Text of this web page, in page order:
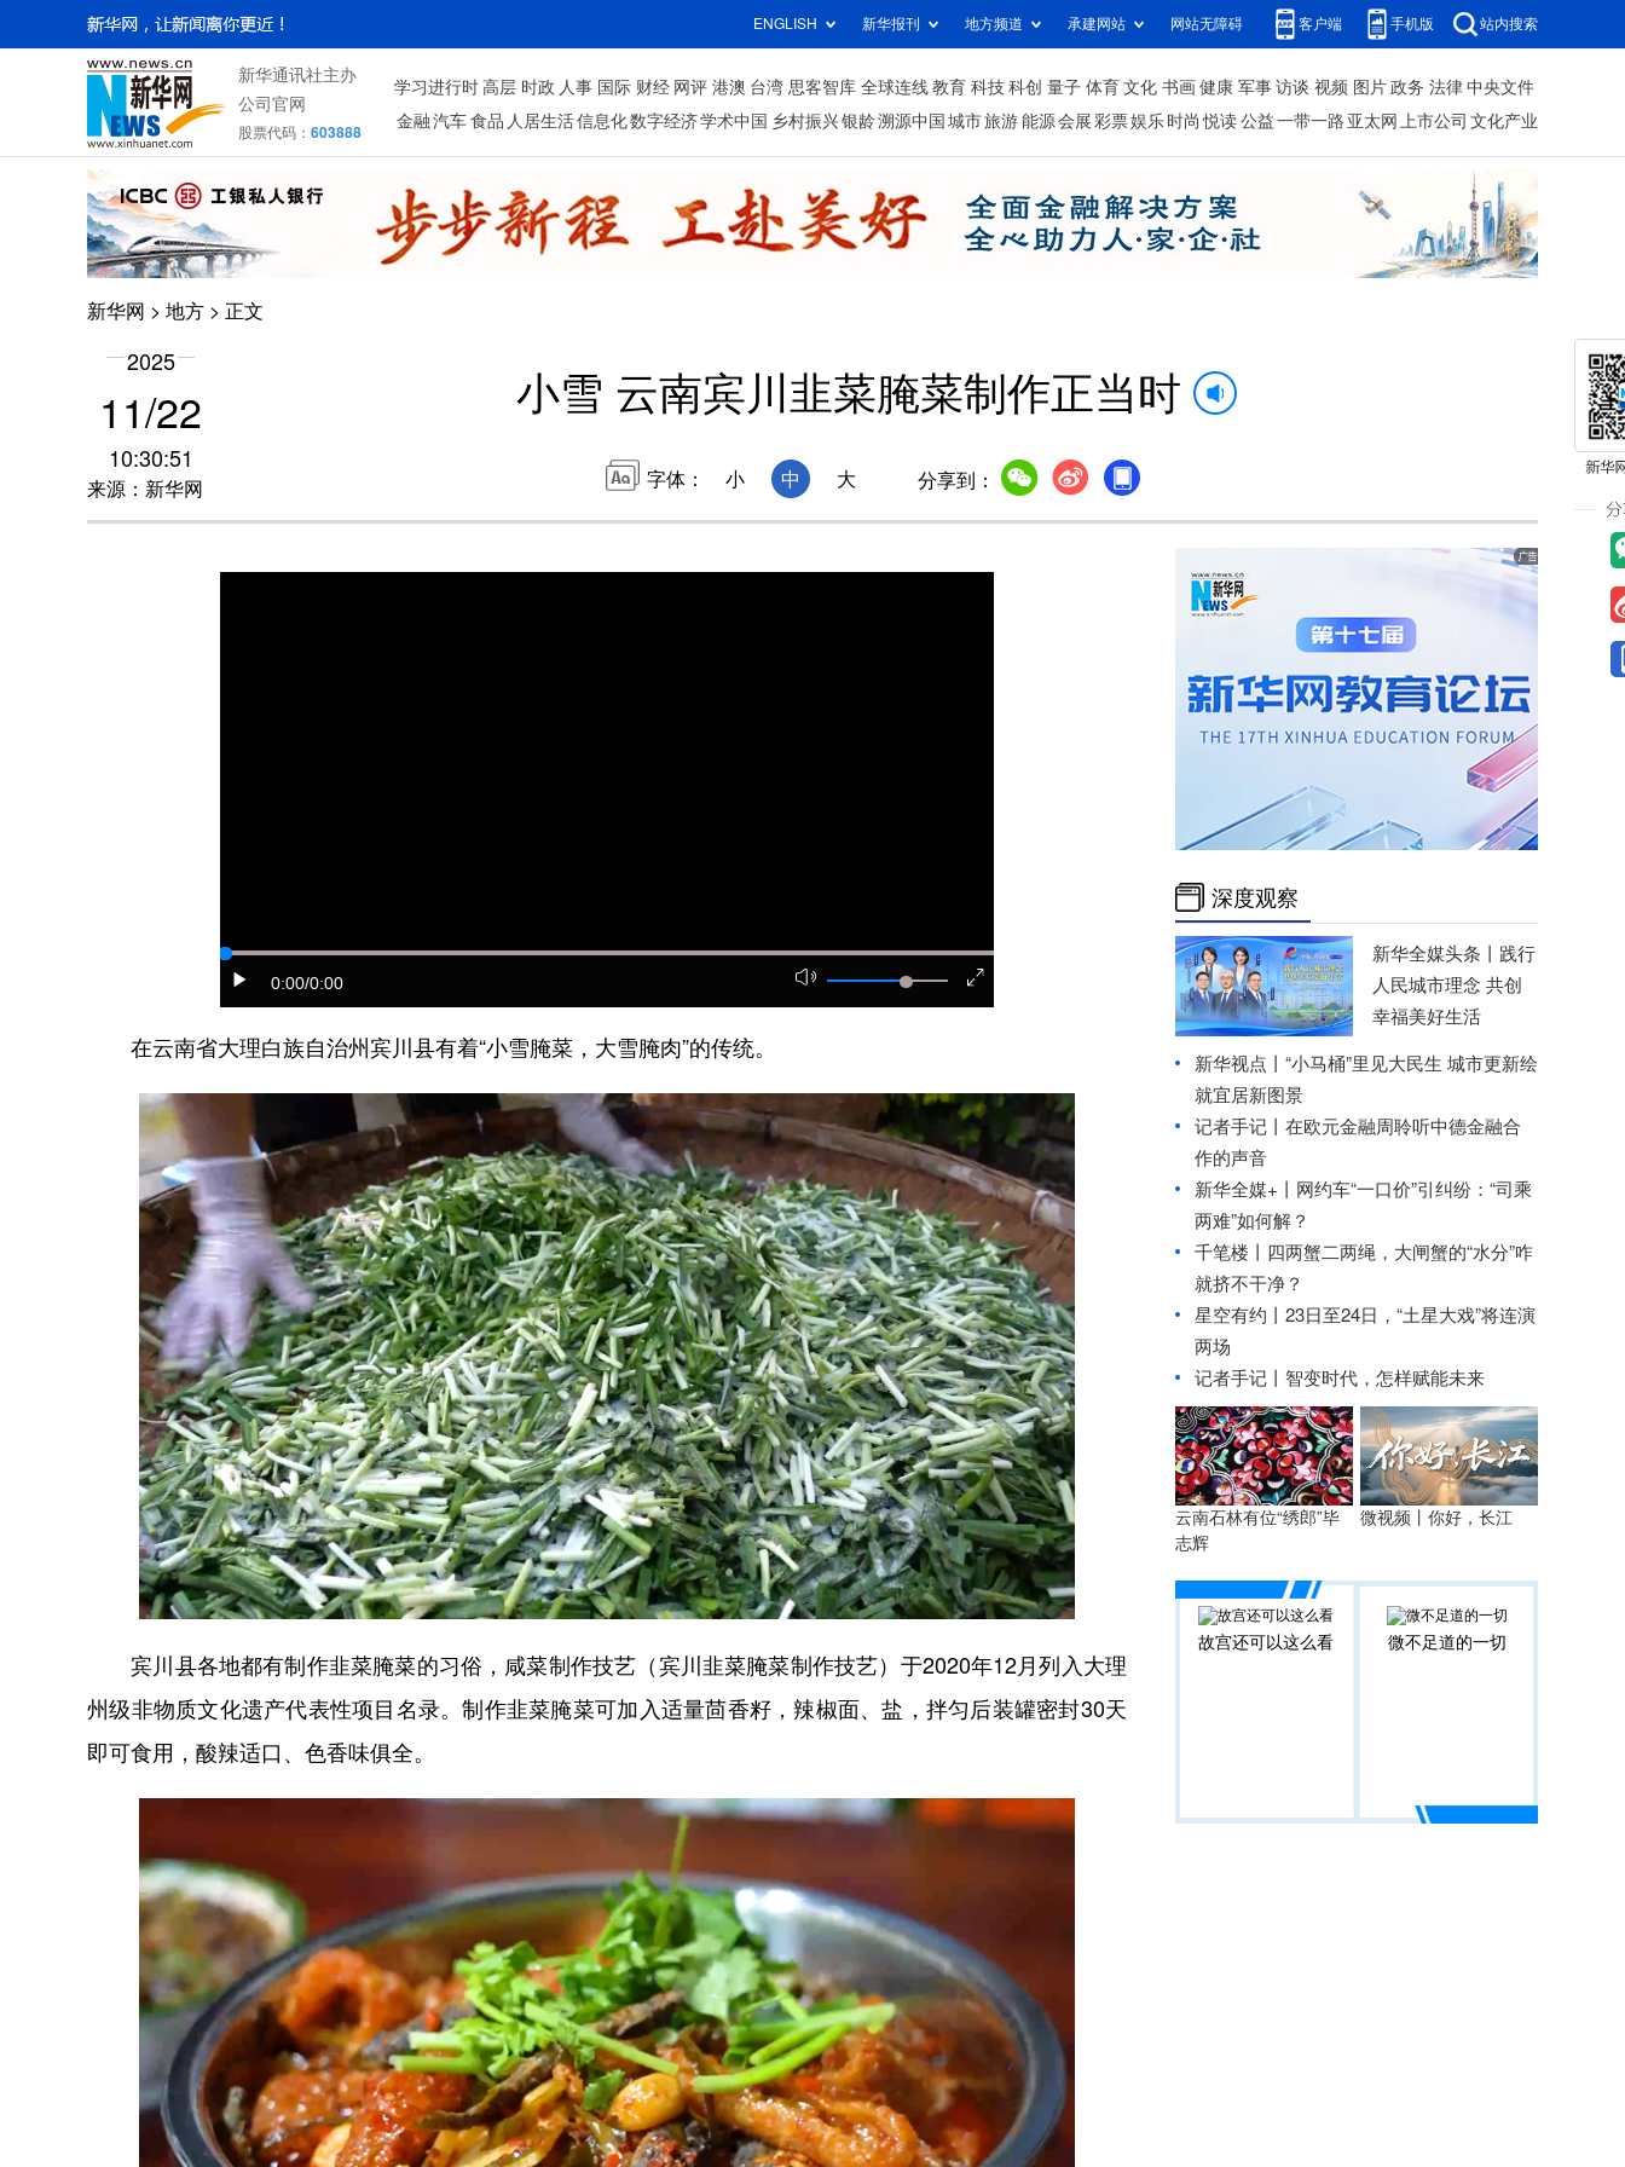
ENGLISH 新华报刊 地方频道 承建网站 网站无障碍 客户端 手机版 站内搜索
新华通讯社主办
公司官网
股票代码： 603888
学习进行时 高层 时政 人事 国际 财经 网评 港澳 台湾 思客智库 全球连线 教育 科技 科创 量子 体育 文化 书画 健康 军事 访谈 视频 图片 政务 法律 中央文件
金融 汽车 食品 人居生活信息化数字经济学术中国 乡村振兴银龄溯源中国 城市旅游 能源 会展 彩票娱乐 时尚 悦读 公益 一带一路 亚太网 上市公司 文化产业
新华网 > 地方 > 正文
2025
11/22
10:30:51
来源：新华网
小雪 云南宾川韭菜腌菜制作正当时
字体： 小 中 大 分享到：
0:00/0:00
在云南省大理白族自治州宾川县有着“小雪腌菜，大雪腌肉”的传统。
宾川县各地都有制作韭菜腌菜的习俗，咸菜制作技艺（宾川韭菜腌菜制作技艺）于2020年12月列入大理
州级非物质文化遗产代表性项目名录。制作韭菜腌菜可加入适量茴香籽，辣椒面、盐，拌匀后装罐密封30天
即可食用，酸辣适口、色香味俱全。
深度观察
新华全媒头条丨 践行
人民城市理念 共创
幸福美好生活
新华视点丨 “小马桶”里见大民生 城市更新绘
就宜居新图景
记者手记丨在欧元金融周聆听中德金融合
作的声音
新华全媒+丨 网约车“一口价”引纠纷：“司乘
两难”如何解？
千笔楼丨四两蟹二两绳，大闸蟹的“水分”咋
就挤不干净？
星空有约丨 23日至24日，“土星大戏”将连演
两场
记者手记丨智变时代，怎样赋能未来
云南石林有位“绣郎”毕
志辉
微视频丨你好，长江
故宫还可以这么看 微不足道的一切